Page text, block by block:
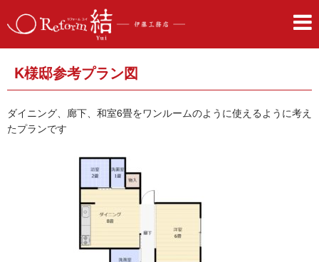
K様邸参考プラン図
ダイニング、廊下、和室6畳をワンルームのように使えるように考え
たプランです